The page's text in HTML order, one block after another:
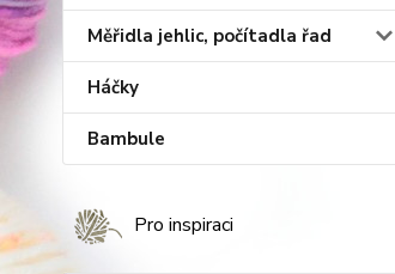
Měřidla jehlic, počítadla řad
Háčky
Bambule
Pro inspiraci